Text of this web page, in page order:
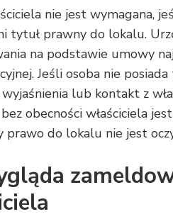
nie jest wymagana,
tytuł prawny do lokalu.
na podstawie umowy
Jeśli osoba nie
lub kontakt z
obecności właściciela
prawo do lokalu nie jest